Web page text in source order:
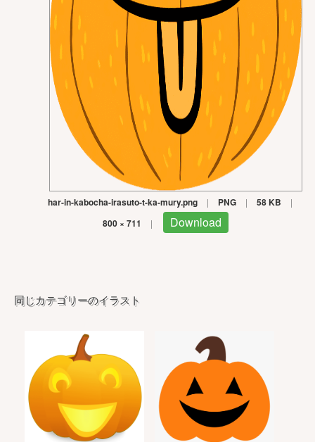
har-in-kabocha-irasuto-t-ka-mury.png | PNG | 58 KB |
800 × 711 | Download
同じカテゴリーのイラスト